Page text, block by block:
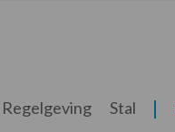
Regelgeving Stal